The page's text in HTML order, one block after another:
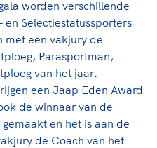
worden verschillende
Selectiestatussporters
met een vakjury de
Parasportman,
van het jaar.
een Jaap Eden Award
de winnaar van de
en het is aan de
de Coach van het